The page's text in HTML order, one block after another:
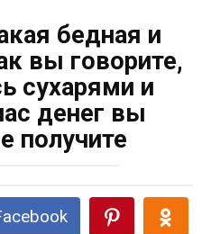
бедная и
вы говорите,
сухарями и
денег вы
получите